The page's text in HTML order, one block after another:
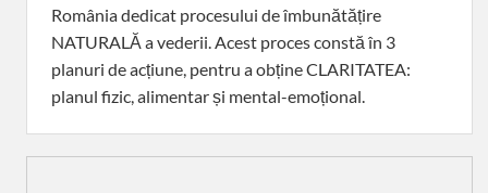
România dedicat procesului de îmbunătățire
NATURALĂ a vederii. Acest proces constă în 3
planuri de acțiune, pentru a obține CLARITATEA:
planul fizic, alimentar și mental-emoțional.